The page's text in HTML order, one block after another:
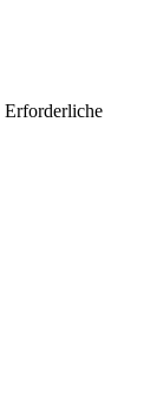
Erforderliche